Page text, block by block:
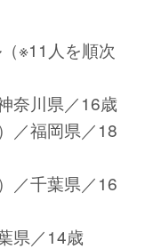
※11人を順次
奈川県／16歳
／福岡県／18
／千葉県／16
県／14歳